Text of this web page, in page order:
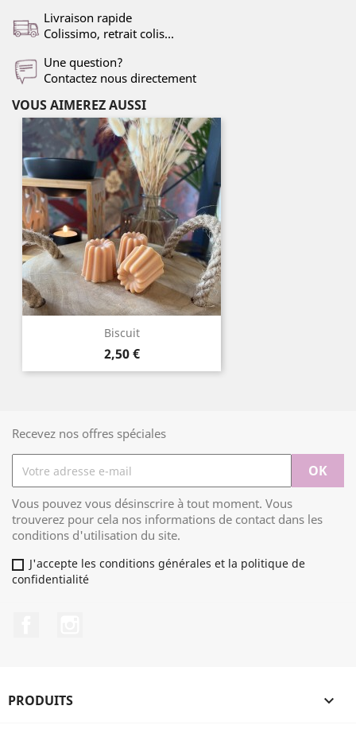
Livraison rapide
Colissimo, retrait colis...
Une question?
Contactez nous directement
VOUS AIMEREZ AUSSI
Biscuit
Prix
2,50 €
Recevez nos offres spéciales
Vous pouvez vous désinscrire à tout moment. Vous
trouverez pour cela nos informations de contact dans les
conditions d'utilisation du site.
J'accepte les conditions générales et la politique de
confidentialité
PRODUITS 